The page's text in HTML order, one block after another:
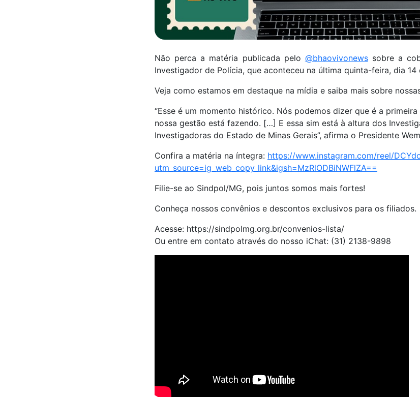
Não perca a matéria publicada pelo @bhaovivonewssobre a
Investigador de Polícia, que aconteceu na última quinta-feira, dia 14
Veja como estamos em destaque na mídia e saiba mais sobre
“Esse é um momento histórico. Nós podemos dizer que é a
nossa gestão está fazendo. […] E essa sim está à altura dos
Investigadoras do Estado de Minas Gerais”, afirma o Presidente
Confira a matéria na íntegra: https://www.instagram.com/reel/
utm_source=ig_web_copy_link&igsh=MzRlODBiNWFlZA==
Filie-se ao Sindpol/MG, pois juntos somos mais fortes!
Conheça nossos convênios e descontos exclusivos para os filiados.
Acesse: https://sindpolmg.org.br/convenios-lista/
Ou entre em contato através do nosso iChat: (31) 2138-9898